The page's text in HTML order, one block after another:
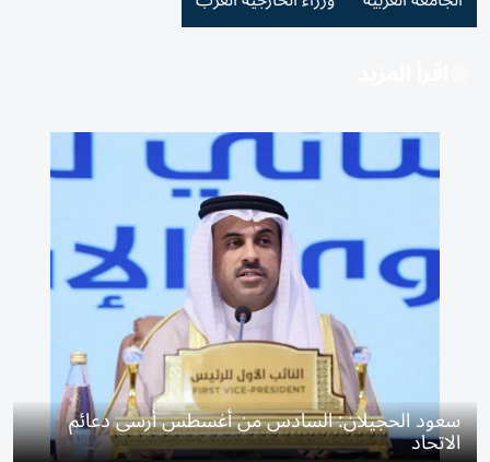
سعود الحجيلان: السادس من أغسطس أرسى دعائم
الاتحاد